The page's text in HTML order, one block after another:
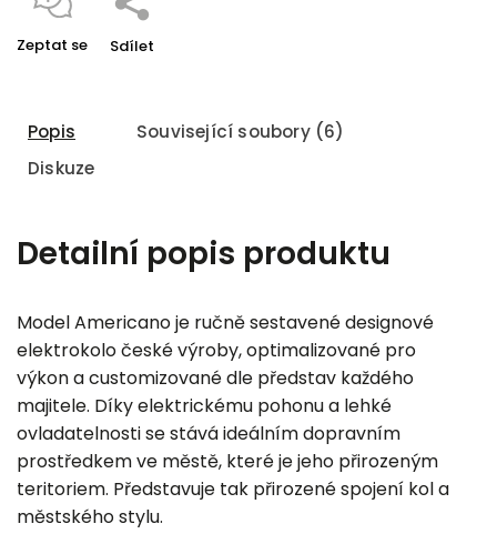
Zeptat se Sdílet
Popis
Související soubory (6)
Diskuze
Detailní popis produktu
Model Americano je ručně sestavené designové
elektrokolo české výroby, optimalizované pro
výkon a customizované dle představ každého
majitele. Díky elektrickému pohonu a lehké
ovladatelnosti se stává ideálním dopravním
prostředkem ve městě, které je jeho přirozeným
teritoriem. Představuje tak přirozené spojení kol a
městského stylu.